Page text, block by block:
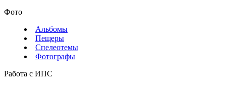
Фото
Альбомы
Пещеры
Спелеотемы
Фотографы
Работа с ИПС